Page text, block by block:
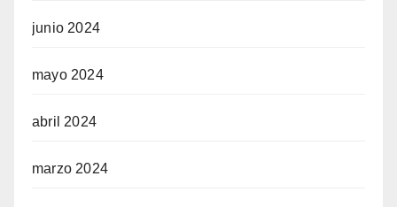
junio 2024
mayo 2024
abril 2024
marzo 2024